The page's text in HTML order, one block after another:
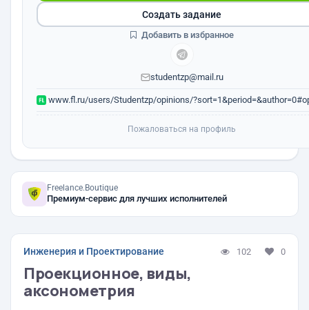
studentzp@mail.ru
www.fl.ru/users/Studentzp/opinions/
Создать задание
Добавить в избранное
Пожаловаться на профиль
Freelance.Boutique
Премиум-сервис для лучших исполнителей
Инженерия и Проектирование 102 0
Проекционное, виды,
аксонометрия